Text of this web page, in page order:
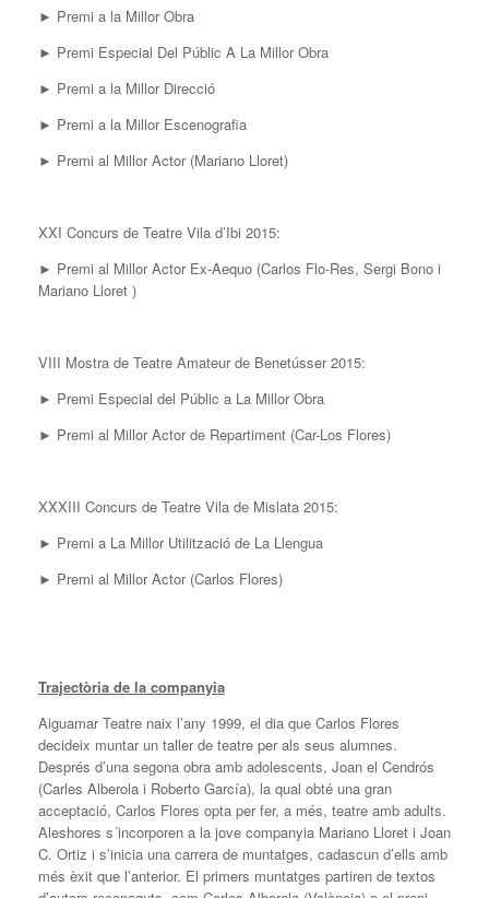
► Premi a la Millor Obra
► Premi Especial Del Públic A La Millor Obra
► Premi a la Millor Direcció
► Premi a la Millor Escenografia
► Premi al Millor Actor (Mariano Lloret)
XXI Concurs de Teatre Vila d’Ibi 2015:
► Premi al Millor Actor Ex-Aequo (Carlos Flo-Res, Sergi Bono i
Mariano Lloret )
VIII Mostra de Teatre Amateur de Benetússer 2015:
► Premi Especial del Públic a La Millor Obra
► Premi al Millor Actor de Repartiment (Car-Los Flores)
XXXIII Concurs de Teatre Vila de Mislata 2015:
► Premi a La Millor Utilització de La Llengua
► Premi al Millor Actor (Carlos Flores)
Trajectòria de la companyia
Aiguamar Teatre naix l’any 1999, el dia que Carlos Flores
decideix muntar un taller de teatre per als seus alumnes.
Després d’una segona obra amb adolescents, Joan el Cendrós
(Carles Alberola i Roberto García), la qual obté una gran
acceptació, Carlos Flores opta per fer, a més, teatre amb adults.
Aleshores s´incorporen a la jove companyia Mariano Lloret i Joan
C. Ortiz i s’inicia una carrera de muntatges, cadascun d’ells amb
més èxit que l’anterior. El primers muntatges partiren de textos